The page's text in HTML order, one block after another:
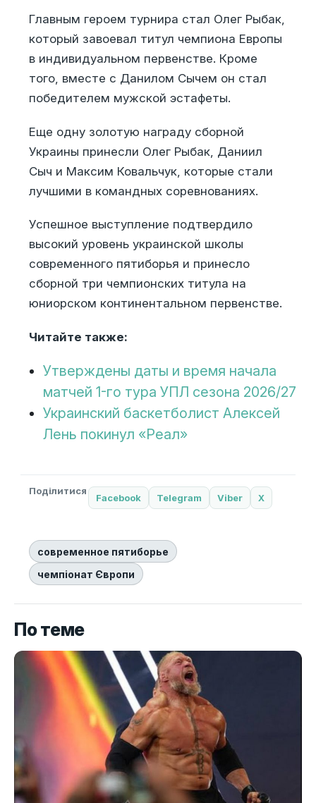
Главным героем турнира стал Олег Рыбак,
который завоевал титул чемпиона Европы
в индивидуальном первенстве. Кроме
того, вместе с Данилом Сычем он стал
победителем мужской эстафеты.
Еще одну золотую награду сборной
Украины принесли Олег Рыбак, Даниил
Сыч и Максим Ковальчук, которые стали
лучшими в командных соревнованиях.
Успешное выступление подтвердило
высокий уровень украинской школы
современного пятиборья и принесло
сборной три чемпионских титула на
юниорском континентальном первенстве.
Читайте также:
Утверждены даты и время начала
матчей 1-го тура УПЛ сезона 2026/27
Украинский баскетболист Алексей
Лень покинул «Реал»
Поділитися
Facebook Telegram Viber X
современное пятиборье
чемпіонат Європи
По теме